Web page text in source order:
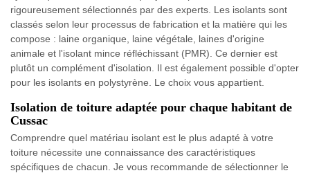
rigoureusement sélectionnés par des experts. Les isolants sont
classés selon leur processus de fabrication et la matière qui les
compose : laine organique, laine végétale, laines d'origine
animale et l'isolant mince réfléchissant (PMR). Ce dernier est
plutôt un complément d'isolation. Il est également possible d'opter
pour les isolants en polystyrène. Le choix vous appartient.
Isolation de toiture adaptée pour chaque habitant de
Cussac
Comprendre quel matériau isolant est le plus adapté à votre
toiture nécessite une connaissance des caractéristiques
spécifiques de chacun. Je vous recommande de sélectionner le